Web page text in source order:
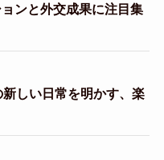
ンと外交成果に注目集
しい日常を明かす、楽